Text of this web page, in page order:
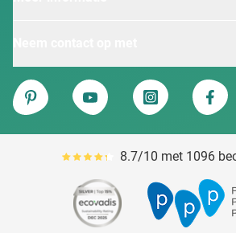
Van Heijster
Pinterest
YouTube Instagram
Gemiddeld reviewpercentage
8.7/10 met 1096